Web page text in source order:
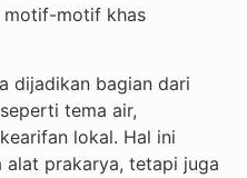
motif-motif khas
dijadikan bagian dari
tema air,
lokal. Hal ini
alat prakarya, tetapi juga